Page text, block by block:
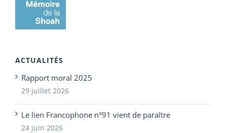
ACTUALITÉS
Rapport moral 2025
29 juillet 2026
Le lien Francophone n°91 vient de paraître
24 juin 2026